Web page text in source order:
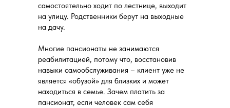
самостоятельно ходит по лестнице, выходит
на улицу. Родственники берут на выходные
на дачу.
Многие пансионаты не занимаются
реабилитацией, потому что, восстановив
навыки самообслуживания – клиент уже не
является «обузой» для близких и может
находиться в семье. Зачем платить за
пансионат, если человек сам себя